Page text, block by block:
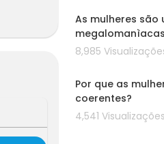
As mulheres são
megalomanìacas
8,985
Por que as
coerentes?
4,541